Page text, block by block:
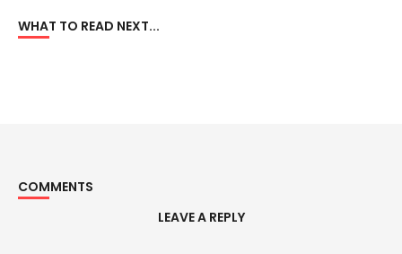
WHAT TO READ NEXT...
COMMENTS
LEAVE A REPLY